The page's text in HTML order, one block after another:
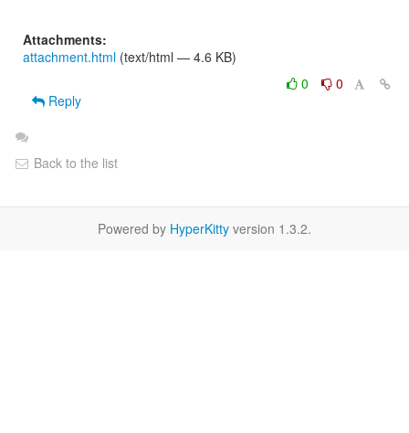
Attachments:
attachment.html (text/html — 4.6 KB)
0
0
Reply
Back to the list
Powered by HyperKitty version 1.3.2.